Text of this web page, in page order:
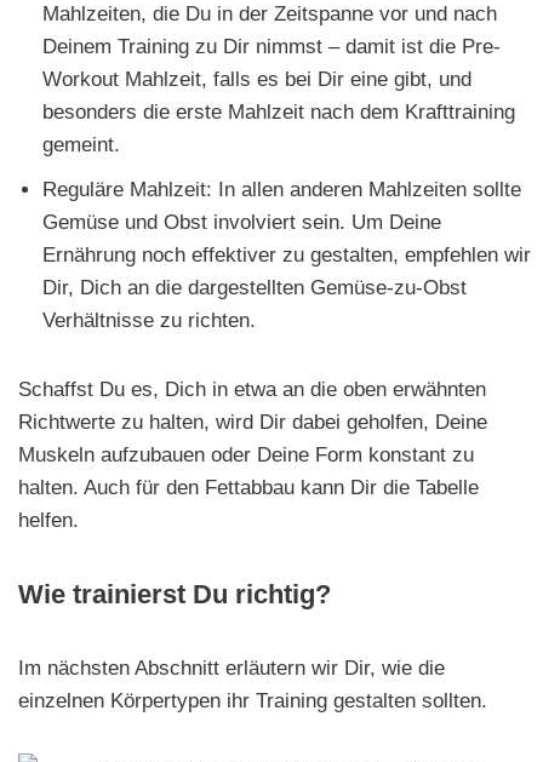
Mahlzeiten, die Du in der Zeitspanne vor und nach
Deinem Training zu Dir nimmst – damit ist die Pre-
Workout Mahlzeit, falls es bei Dir eine gibt, und
besonders die erste Mahlzeit nach dem Krafttraining
gemeint.
Reguläre Mahlzeit: In allen anderen Mahlzeiten sollte
Gemüse und Obst involviert sein. Um Deine
Ernährung noch effektiver zu gestalten, empfehlen wir
Dir, Dich an die dargestellten Gemüse-zu-Obst
Verhältnisse zu richten.
Schaffst Du es, Dich in etwa an die oben erwähnten
Richtwerte zu halten, wird Dir dabei geholfen, Deine
Muskeln aufzubauen oder Deine Form konstant zu
halten. Auch für den Fettabbau kann Dir die Tabelle
helfen.
Wie trainierst Du richtig?
Im nächsten Abschnitt erläutern wir Dir, wie die
einzelnen Körpertypen ihr Training gestalten sollten.